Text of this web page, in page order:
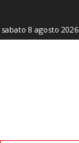
sabato 8 agosto 2026